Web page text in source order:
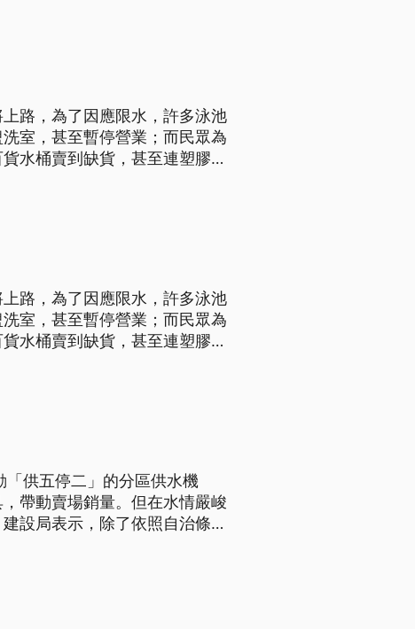
要的水源浪費，雖然改變習慣
路，為了因應限水，許多泳池
室，甚至暫停營業；而民眾為
水桶賣到缺貨，甚至連塑膠製
泳池業者已經先降低泳池水
路，為了因應限水，許多泳池
室，甚至暫停營業；而民眾為
水桶賣到缺貨，甚至連塑膠製
泳池業者已經先降低泳池水
供五停二」的分區供水機
帶動賣場銷量。但在水情嚴峻
設局表示，除了依照自治條例
，連小的都沒了耶！」、「如